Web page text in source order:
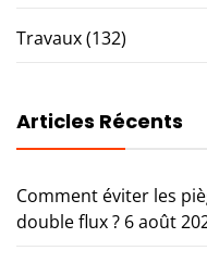
Travaux(132)
Articles Récents
Comment éviter les
double flux ? 6 août